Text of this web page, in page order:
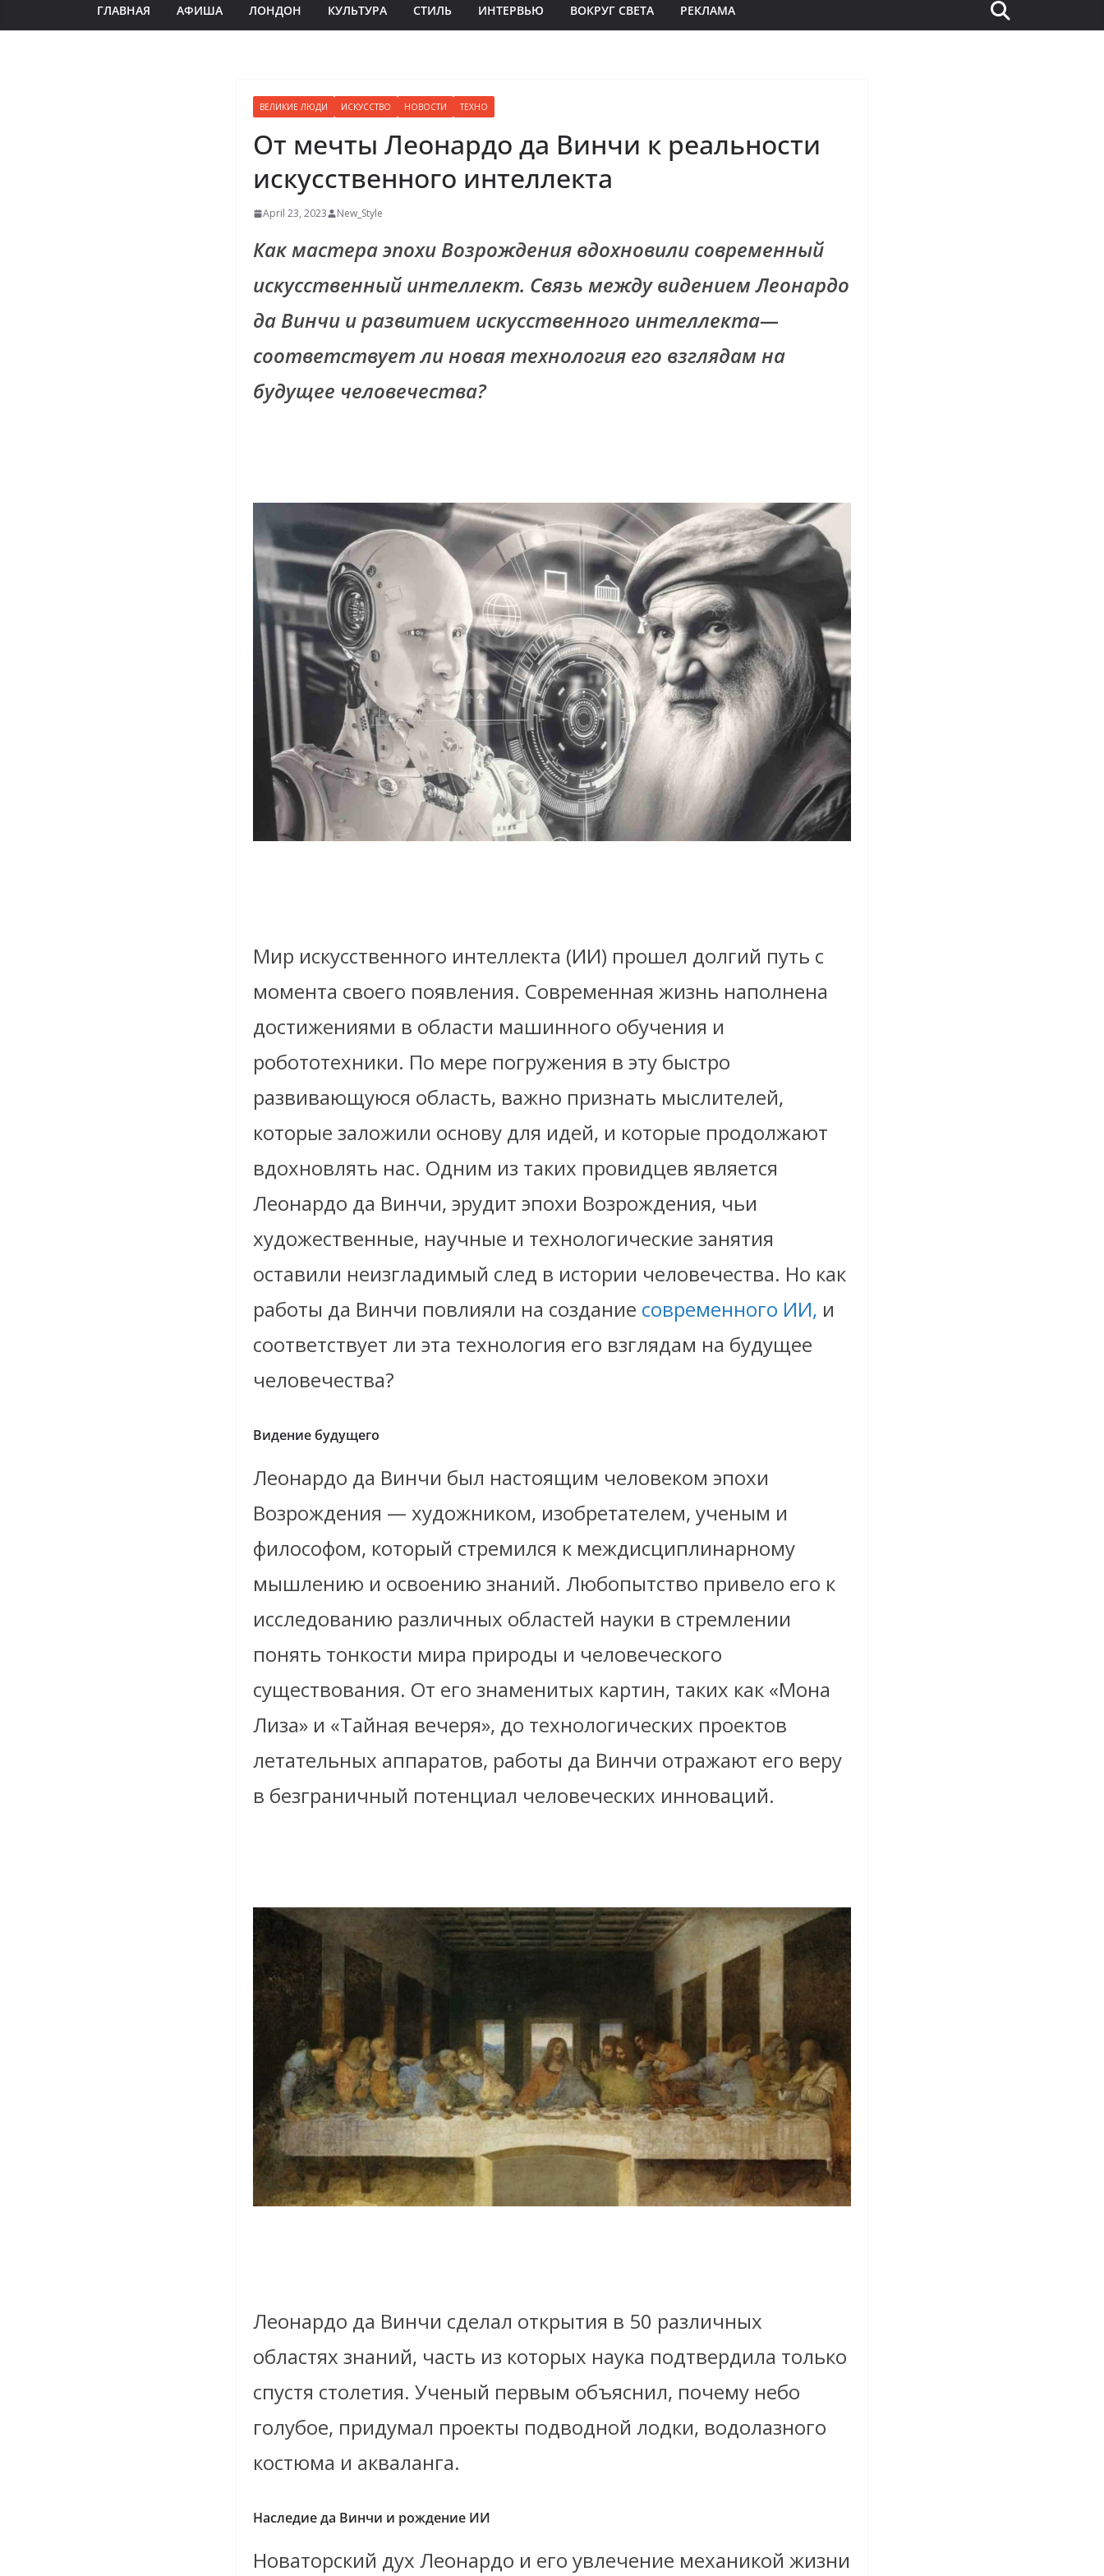
ГЛАВНАЯ АФИША ЛОНДОН КУЛЬТУРА СТИЛЬ ИНТЕРВЬЮ ВОКРУГ СВЕТА РЕКЛАМА
ВЕЛИКИЕ ЛЮДИ ИСКУССТВО НОВОСТИ ТЕХНО
От мечты Леонардо да Винчи к реальности
искусственного интеллекта
April 23, 2023 New_Style
Как мастера эпохи Возрождения вдохновили современный
искусственный интеллект. Связь между видением Леонардо
да Винчи и развитием искусственного интеллекта—
соответствует ли новая технология его взглядам на
будущее человечества?
Мир искусственного интеллекта (ИИ) прошел долгий путь с
момента своего появления. Современная жизнь наполнена
достижениями в области машинного обучения и
робототехники. По мере погружения в эту быстро
развивающуюся область, важно признать мыслителей,
которые заложили основу для идей, и которые продолжают
вдохновлять нас. Одним из таких провидцев является
Леонардо да Винчи, эрудит эпохи Возрождения, чьи
художественные, научные и технологические занятия
оставили неизгладимый след в истории человечества. Но как
работы да Винчи повлияли на создание современного ИИ, и
соответствует ли эта технология его взглядам на будущее
человечества?
Видение будущего
Леонардо да Винчи был настоящим человеком эпохи
Возрождения — художником, изобретателем, ученым и
философом, который стремился к междисциплинарному
мышлению и освоению знаний. Любопытство привело его к
исследованию различных областей науки в стремлении
понять тонкости мира природы и человеческого
существования. От его знаменитых картин, таких как «Мона
Лиза» и «Тайная вечеря», до технологических проектов
летательных аппаратов, работы да Винчи отражают его веру
в безграничный потенциал человеческих инноваций.
Леонардо да Винчи сделал открытия в 50 различных
областях знаний, часть из которых наука подтвердила только
спустя столетия. Ученый первым объяснил, почему небо
голубое, придумал проекты подводной лодки, водолазного
костюма и акваланга.
Наследие да Винчи и рождение ИИ
Новаторский дух Леонардо и его увлечение механикой жизни